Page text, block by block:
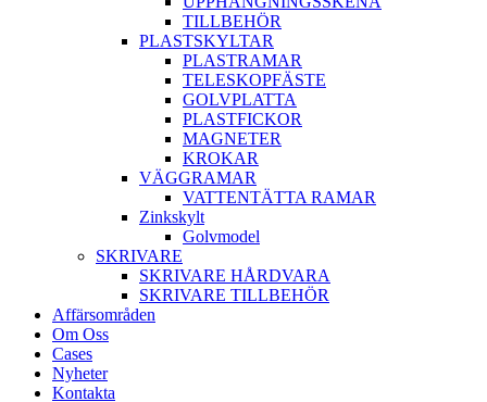
TILLBEHÖR
PLASTSKYLTAR
PLASTRAMAR
TELESKOPFÄSTE
GOLVPLATTA
PLASTFICKOR
MAGNETER
KROKAR
VÄGGRAMAR
VATTENTÄTTA RAMAR
Zinkskylt
Golvmodel
SKRIVARE
SKRIVARE HÅRDVARA
SKRIVARE TILLBEHÖR
Affärsområden
Om Oss
Cases
Nyheter
Kontakta